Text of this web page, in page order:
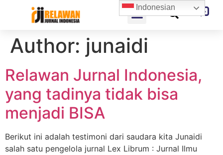
Author: junaidi
Relawan Jurnal Indonesia,
yang tadinya tidak bisa
menjadi BISA
Berikut ini adalah testimoni dari saudara kita Junaidi
salah satu pengelola jurnal Lex Librum : Jurnal Ilmu
Indonesian